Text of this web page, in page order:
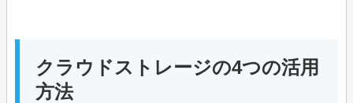
クラウドストレージの4つの活用
方法